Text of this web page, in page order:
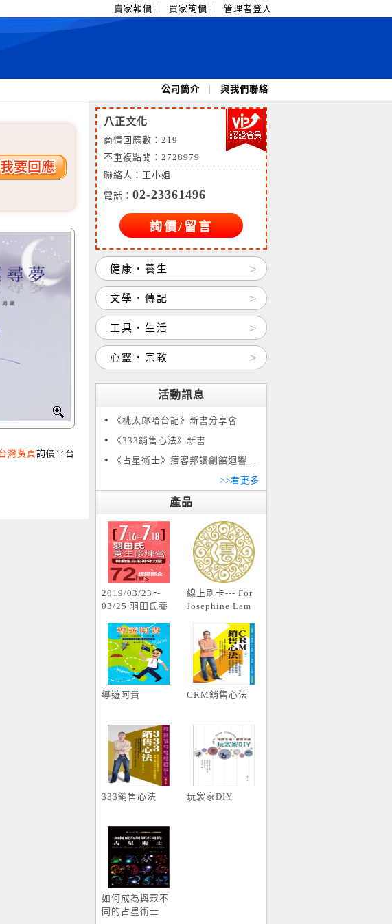
賣家報價 買家詢價 管理者登入
公司簡介 與我們聯絡
灣黃頁詢價平台
八正文化
商情回應數： 219
不重複點閱：2728979
聯絡人：王小姐
電話： 02-23361496
詢價/留言
健康‧養生
文學‧傳記
工具‧生活
心靈‧宗教
活動訊息
《桃太郎哈台記》新書分享會
《333銷售心法》新書
《占星術士》痞客邦讀創館迴響贈書活動
>>看更多
產品
2019/03/23～
03/25 羽田氏養
階段】
線上刷卡--- For
Josephine Lam
導遊阿貴 CRM銷售心法
333銷售心法 玩裳家DIY
如何成為與眾不
同的占星術士